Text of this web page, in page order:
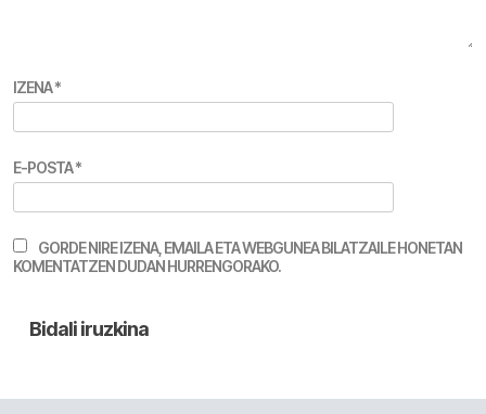
IZENA*
E-POSTA*
GORDE NIRE IZENA, EMAILA ETA WEBGUNEA BILATZAILE HONETAN
KOMENTATZEN DUDAN HURRENGORAKO.